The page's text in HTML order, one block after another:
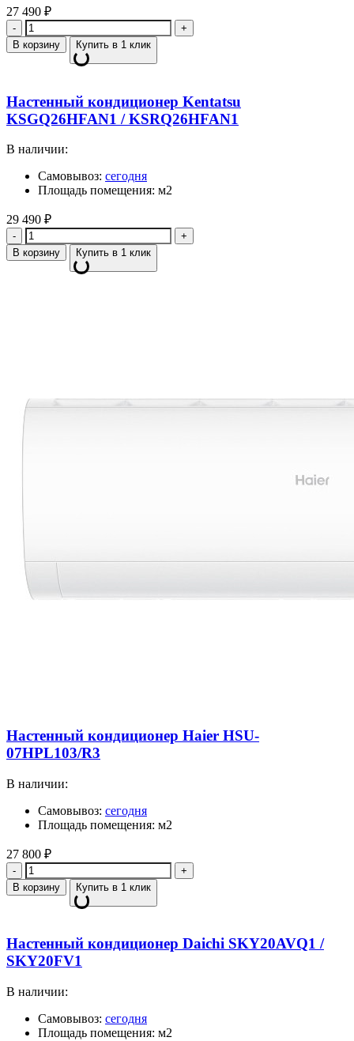
27 490 ₽
Количество
В корзину Купить в 1 клик
Настенный кондиционер Kentatsu
KSGQ26HFAN1 / KSRQ26HFAN1
В наличии:
Самовывоз: сегодня
Площадь помещения: м2
29 490 ₽
Количество
В корзину Купить в 1 клик
Настенный кондиционер Haier HSU-
07HPL103/R3
В наличии:
Самовывоз: сегодня
Площадь помещения: м2
27 800 ₽
Количество
В корзину Купить в 1 клик
Настенный кондиционер Daichi SKY20AVQ1 /
SKY20FV1
В наличии:
Самовывоз: сегодня
Площадь помещения: м2